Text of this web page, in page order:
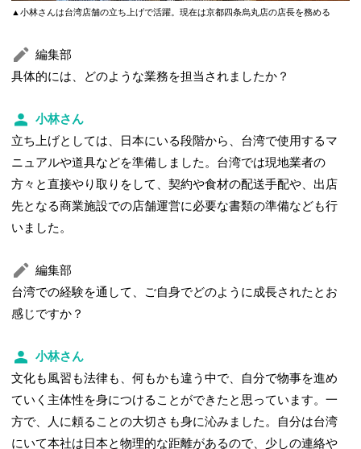
▲小林さんは台湾店舗の立ち上げで活躍。現在は京都四条烏丸店の店長を務める
編集部
具体的には、どのような業務を担当されましたか？
小林さん
立ち上げとしては、日本にいる段階から、台湾で使用するマ
ニュアルや道具などを準備しました。台湾では現地業者の
方々と直接やり取りをして、契約や食材の配送手配や、出店
先となる商業施設での店舗運営に必要な書類の準備なども行
いました。
編集部
台湾での経験を通して、ご自身でどのように成長されたとお
感じですか？
小林さん
文化も風習も法律も、何もかも違う中で、自分で物事を進め
ていく主体性を身につけることができたと思っています。一
方で、人に頼ることの大切さも身に沁みました。自分は台湾
にいて本社は日本と物理的な距離があるので、少しの連絡や